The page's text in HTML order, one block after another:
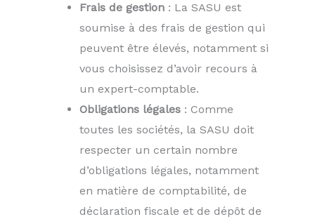
Frais de gestion : La SASU est
soumise à des frais de gestion qui
peuvent être élevés, notamment si
vous choisissez d’avoir recours à
un expert-comptable.
Obligations légales : Comme
toutes les sociétés, la SASU doit
respecter un certain nombre
d’obligations légales, notamment
en matière de comptabilité, de
déclaration fiscale et de dépôt de